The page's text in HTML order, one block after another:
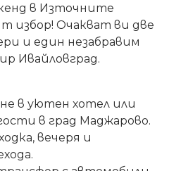
в Източните
избор! Очакват ви две
и един незабравим
Ивайловград.
в уютен хотел или
в град Маджарово.
вечеря и